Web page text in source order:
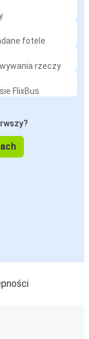
fotele
rzeczy
FlixBus